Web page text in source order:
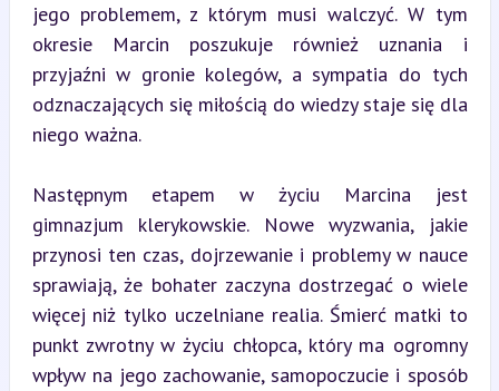
jego problemem, z którym musi walczyć. W tym
okresie Marcin poszukuje również uznania i
przyjaźni w gronie kolegów, a sympatia do tych
odznaczających się miłością do wiedzy staje się dla
niego ważna.
Następnym etapem w życiu Marcina jest
gimnazjum klerykowskie. Nowe wyzwania, jakie
przynosi ten czas, dojrzewanie i problemy w nauce
sprawiają, że bohater zaczyna dostrzegać o wiele
więcej niż tylko uczelniane realia. Śmierć matki to
punkt zwrotny w życiu chłopca, który ma ogromny
wpływ na jego zachowanie, samopoczucie i sposób